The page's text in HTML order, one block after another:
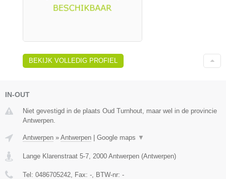
BEKIJK VOLLEDIG PROFIEL
IN-OUT
Niet gevestigd in de plaats Oud Turnhout, maar wel in de provincie
Antwerpen.
Antwerpen » Antwerpen | Google maps ▼
Lange Klarenstraat 5-7 2000 Antwerpen (Antwerpen)
Tel: 0486705242 , Fax: - , BTW-nr: -